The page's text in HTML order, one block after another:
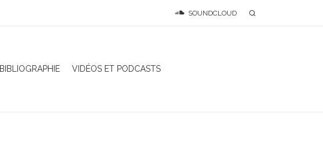
SOUNDCLOUD
BIBLIOGRAPHIE VIDÉOS ET PODCASTS